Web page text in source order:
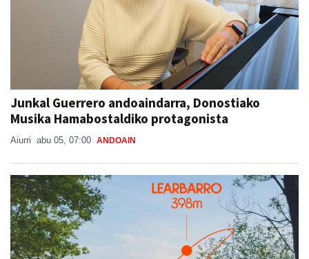
Junkal Guerrero andoaindarra, Donostiako
Musika Hamabostaldiko protagonista
Aiurri abu 05, 07:00 ANDOAIN